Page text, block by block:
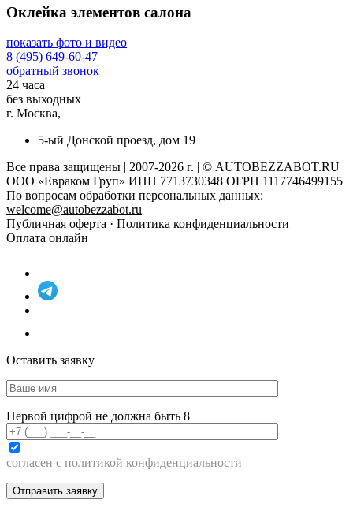
Оклейка элементов салона
показать фото и видео
8 (495) 649-60-47
обратный звонок
24 часа
без выходных
г. Москва,
5-ый Донской проезд, дом 19
Все права защищены | 2007-2026 г. | © AUTOBEZZABOT.RU |
ООО «Евраком Груп» ИНН 7713730348 ОГРН 1117746499155
По вопросам обработки персональных данных:
welcome@autobezzabot.ru
Публичная оферта · Политика конфиденциальности
Оплата онлайн
Оставить заявку
Первой цифрой не должна быть 8
согласен с политикой конфиденциальности